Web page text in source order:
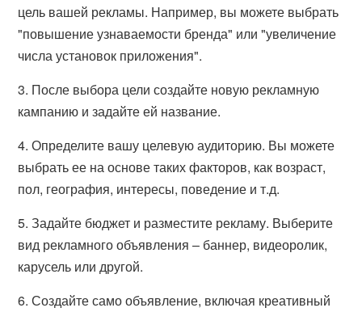
цель вашей рекламы. Например, вы можете выбрать
"повышение узнаваемости бренда" или "увеличение
числа установок приложения".
3. После выбора цели создайте новую рекламную
кампанию и задайте ей название.
4. Определите вашу целевую аудиторию. Вы можете
выбрать ее на основе таких факторов, как возраст,
пол, география, интересы, поведение и т.д.
5. Задайте бюджет и разместите рекламу. Выберите
вид рекламного объявления – баннер, видеоролик,
карусель или другой.
6. Создайте само объявление, включая креативный